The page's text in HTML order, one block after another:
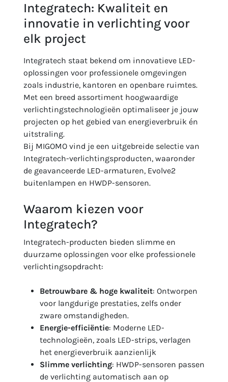
Integratech: Kwaliteit en
innovatie in verlichting voor
elk project
Integratech staat bekend om innovatieve LED-
oplossingen voor professionele omgevingen
zoals industrie, kantoren en openbare ruimtes.
Met een breed assortiment hoogwaardige
verlichtingstechnologieën optimaliseer je jouw
projecten op het gebied van energieverbruik én
uitstraling.
Bij MIGOMO vind je een uitgebreide selectie van
Integratech-verlichtingsproducten, waaronder
de geavanceerde LED-armaturen, Evolve2
buitenlampen en HWDP-sensoren.
Waarom kiezen voor
Integratech?
Integratech-producten bieden slimme en
duurzame oplossingen voor elke professionele
verlichtingsopdracht:
Betrouwbare & hoge kwaliteit: Ontworpen
voor langdurige prestaties, zelfs onder
zware omstandigheden.
Energie-efficiëntie: Moderne LED-
technologieën, zoals LED-strips, verlagen
het energieverbruik aanzienlijk
Slimme verlichting: HWDP-sensoren passen
de verlichting automatisch aan op